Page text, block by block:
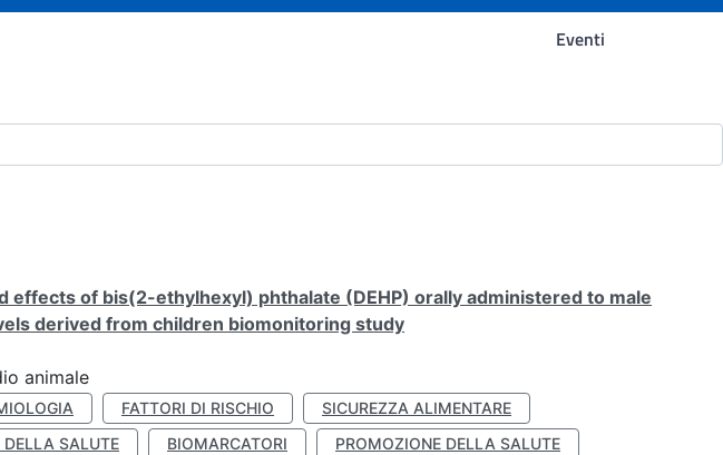
Eventi
effects of bis(2-ethylhexyl) phthalate (DEHP) orally administered to male
derived from children biomonitoring study
animale
FATTORI DI RISCHIO
SICUREZZA ALIMENTARE
SALUTE BIOMARCATORI
PROMOZIONE DELLA SALUTE